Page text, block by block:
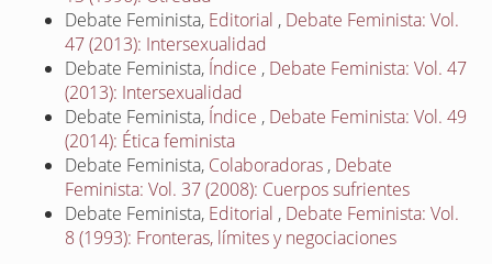
Debate Feminista, Editorial , Debate Feminista: Vol.
47 (2013): Intersexualidad
Debate Feminista, Índice , Debate Feminista: Vol. 47
(2013): Intersexualidad
Debate Feminista, Índice , Debate Feminista: Vol. 49
(2014): Ética feminista
Debate Feminista, Colaboradoras , Debate
Feminista: Vol. 37 (2008): Cuerpos sufrientes
Debate Feminista, Editorial , Debate Feminista: Vol.
8 (1993): Fronteras, límites y negociaciones